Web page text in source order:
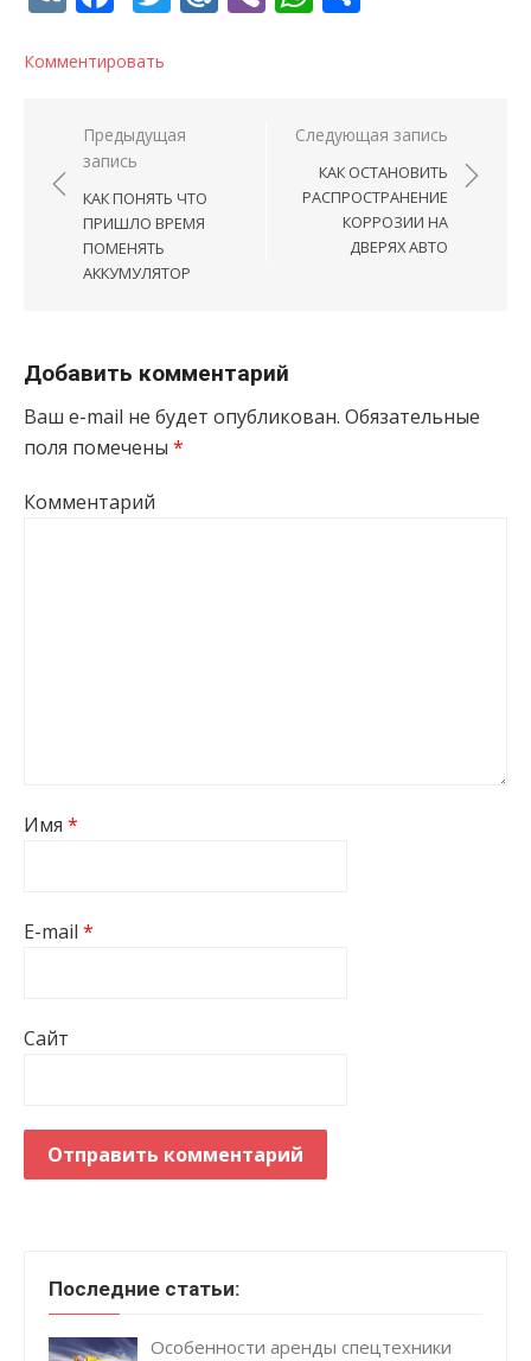
Комментировать
Навигация по записям
Предыдущая
запись
КАК ПОНЯТЬ ЧТО
ПРИШЛО ВРЕМЯ
ПОМЕНЯТЬ
АККУМУЛЯТОР
Следующая запись
КАК ОСТАНОВИТЬ
РАСПРОСТРАНЕНИЕ
КОРРОЗИИ НА
ДВЕРЯХ АВТО
Добавить комментарий
Ваш e-mail не будет опубликован. Обязательные
поля помечены *
Комментарий
Имя *
E-mail *
Сайт
Последние статьи:
Особенности аренды спецтехники